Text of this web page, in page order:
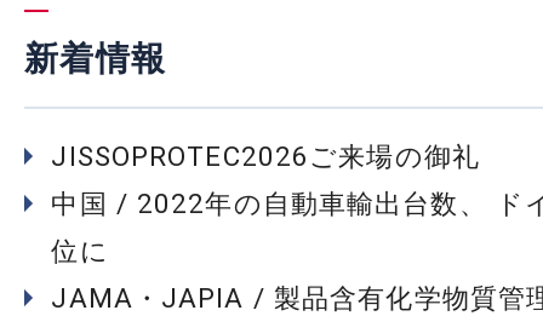
新着情報
JISSOPROTEC2026ご来場の御礼
中国 / 2022年の自動車輸出台数、 ド
位に
JAMA・JAPIA / 製品含有化学物質管